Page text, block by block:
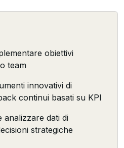
obiettivi
team
innovativi di
continui basati su KPI
analizzare dati di
strategiche